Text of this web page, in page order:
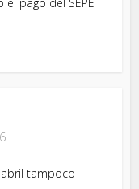
tampoco